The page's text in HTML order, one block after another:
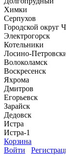
Химки
Серпухов
Городской округ
Электрогорск
Котельники
Лосино-
Волоколамск
Воскресенск
Яхрома
Дмитров
Егорьевск
Зарайск
Дедовск
Истра
Истра-1
Корзина
Войти